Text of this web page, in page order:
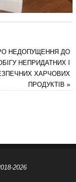
НЕДОПУЩЕННЯ ДО
НЕПРИДАТНИХ І
ХАРЧОВИХ
ПРОДУКТІВ»
2026